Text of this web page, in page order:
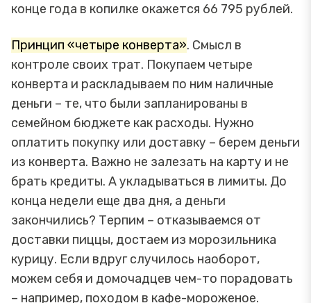
конце года в копилке окажется 66 795 рублей.
Принцип «четыре конверта». Смысл в
контроле своих трат. Покупаем четыре
конверта и раскладываем по ним наличные
деньги – те, что были запланированы в
семейном бюджете как расходы. Нужно
оплатить покупку или доставку – берем деньги
из конверта. Важно не залезать на карту и не
брать кредиты. А укладываться в лимиты. До
конца недели еще два дня, а деньги
закончились? Терпим – отказываемся от
доставки пиццы, достаем из морозильника
курицу. Если вдруг случилось наоборот,
можем себя и домочадцев чем-то порадовать
– например, походом в кафе-мороженое.